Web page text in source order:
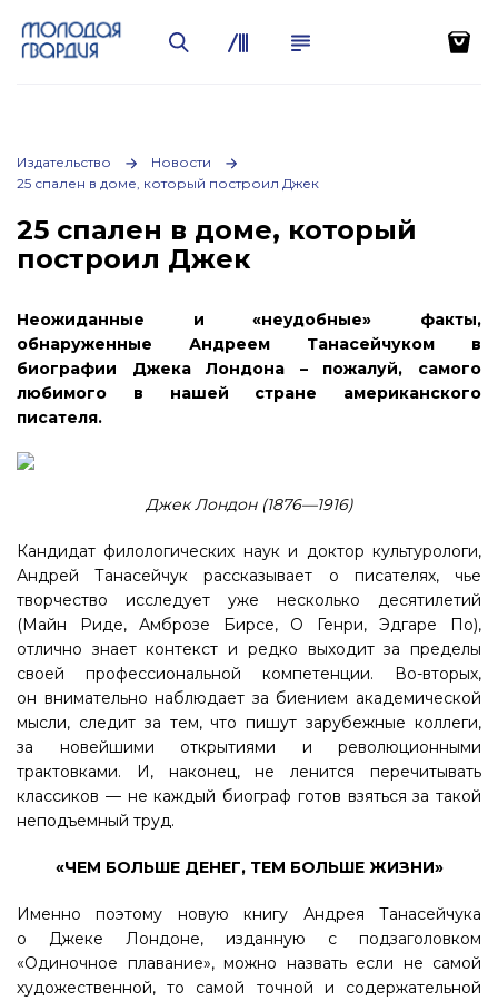
Издательство
Новости
25 спален в доме, который построил Джек
25 спален в доме, который
построил Джек
Неожиданные и «неудобные» факты,
обнаруженные Андреем Танасейчуком в
биографии Джека Лондона – пожалуй, самого
любимого в нашей стране американского
писателя.
Джек Лондон (1876—1916)
Кандидат филологических наук и доктор культурологи,
Андрей Танасейчук рассказывает о писателях, чье
творчество исследует уже несколько десятилетий
(Майн Риде, Амброзе Бирсе, О Генри, Эдгаре По),
отлично знает контекст и редко выходит за пределы
своей профессиональной компетенции. Во-вторых,
он внимательно наблюдает за биением академической
мысли, следит за тем, что пишут зарубежные коллеги,
за новейшими открытиями и революционными
трактовками. И, наконец, не ленится перечитывать
классиков — не каждый биограф готов взяться за такой
неподъемный труд.
«ЧЕМ БОЛЬШЕ ДЕНЕГ, ТЕМ БОЛЬШЕ ЖИЗНИ»
Именно поэтому новую книгу Андрея Танасейчука
о Джеке Лондоне, изданную с подзаголовком
«Одиночное плавание», можно назвать если не самой
художественной, то самой точной и содержательной